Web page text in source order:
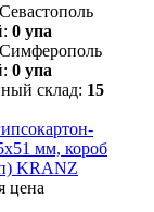
0 упа
0 упа
склад: 15
мм, короб
KRANZ
цена